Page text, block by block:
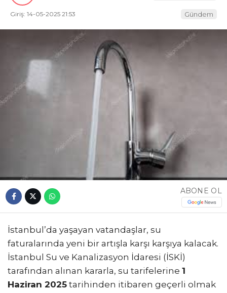
Giriş: 14-05-2025 21:53 Gündem
ABONE OL
İstanbul’da yaşayan vatandaşlar, su
faturalarında yeni bir artışla karşı karşıya kalacak.
İstanbul Su ve Kanalizasyon İdaresi (İSKİ)
tarafından alınan kararla, su tarifelerine 1
Haziran 2025 tarihinden itibaren geçerli olmak